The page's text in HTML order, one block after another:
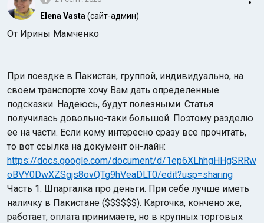
Индийский океан
Elena Vasta (сайт-админ)
От Ирины Мамченко
При поездке в Пакистан, группой, индивидуально, на
своем транспорте хочу Вам дать определенные
подсказки. Надеюсь, будут полезными. Статья
получилась довольно-таки большой. Поэтому разделю
ее на части. Если кому интересно сразу все прочитать,
то вот ссылка на документ он-лайн:
https://docs.google.com/document/d/1ep6XLhhgHHgSRRw
oBVY0DwXZSgjs8ovQTg9hVeaDLT0/edit?usp=sharing
Часть 1. Шпаргалка про деньги. При себе лучше иметь
наличку в Пакистане ($$$$$$). Карточка, кончено же,
работает, оплата принимаете, но в крупных торговых